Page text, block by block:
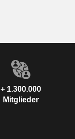
+ 1.300.000
Mitglieder